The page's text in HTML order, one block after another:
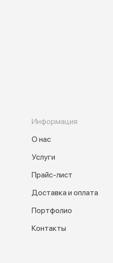
Информация
О нас
Услуги
Прайс-лист
Доставка и оплата
Портфолио
Контакты